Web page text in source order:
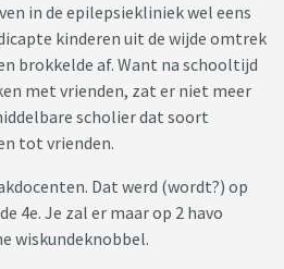
in de epilepsiekliniek wel eens
kinderen uit de wijde omtrek
brokkelde af. Want na schooltijd
met vrienden, zat er niet meer
scholier dat soort
tot vrienden.
Dat werd (wordt?) op
4e. Je zal er maar op 2 havo
wiskundeknobbel.